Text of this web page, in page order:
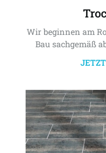
Wir beginnen am
Bau sachgemäß